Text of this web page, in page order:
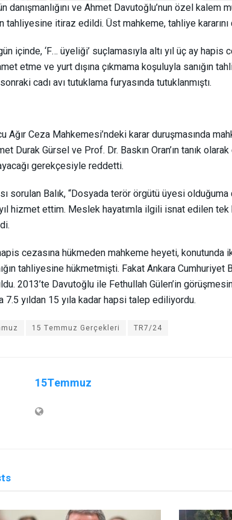
danışmanlığını ve Ahmet Davutoğlu’nun özel
tahliyesine itiraz edildi. Üst mahkeme, tahliye kararını
içinde, ‘F… üyeliği’ suçlamasıyla altı yıl üç ay hapis
etme ve yurt dışına çıkmama koşuluyla sanığın
cadı avı tutuklama furyasında tutuklanmıştı.
Ağır Ceza Mahkemesi’ndeki karar duruşmasında
Durak Gürsel ve Prof. Dr. Baskın Oran’ın tanık
gerekçesiyle reddetti.
sorulan Balık, “Dosyada terör örgütü üyesi
hizmet ettim. Meslek hayatımla ilgili isnat edilen
cezasına hükmeden mahkeme heyeti, konutunda
tahliyesine hükmetmişti. Fakat Ankara Cumhuriyet
2013’te Davutoğlu ile Fethullah Gülen’in
7.5 yıldan 15 yıla kadar hapsi talep ediliyordu.
15 Temmuz Gerçekleri TR7/24
15Temmuz